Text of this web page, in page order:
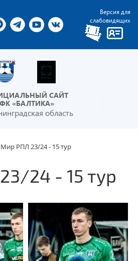
Версия для
слабовидящих
САЙТ
ФК «БАЛТИКА»
область
Мир РПЛ 23/24 - 15 тур
24 - 15 тур